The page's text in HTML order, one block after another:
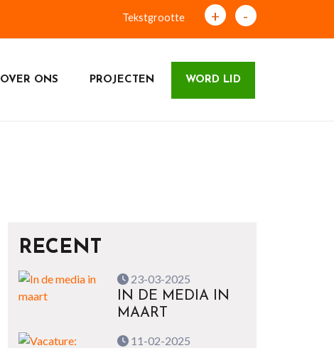
Tekstgrootte + -
OVER ONS PROJECTEN WORD LID
RECENT
23-03-2025
IN DE MEDIA IN
MAART
11-02-2025